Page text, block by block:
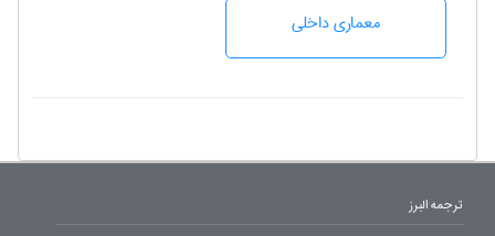
معماری داخلی
ترجمه البرز